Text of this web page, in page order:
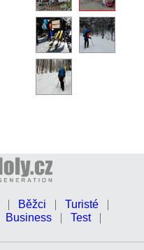
Běžci
Turisté
Business
Test